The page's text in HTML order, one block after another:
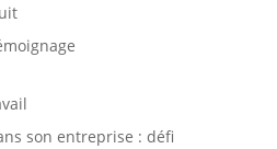
son entreprise : défi